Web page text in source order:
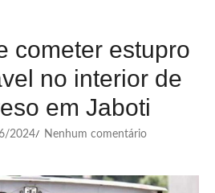
cometer estupro
no interior de
em Jaboti
2024/ Nenhum comentário